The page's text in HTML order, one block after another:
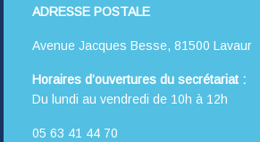
ADRESSE POSTALE
Avenue Jacques Besse, 81500 Lavaur
Horaires d’ouvertures du secrétariat :
Du lundi au vendredi de 10h à 12h
05 63 41 44 70